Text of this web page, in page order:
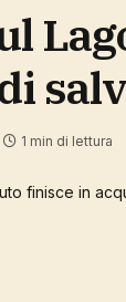
1 min di lettura